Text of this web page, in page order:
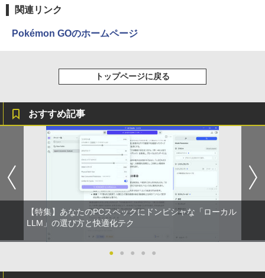
関連リンク
Pokémon GOのホームページ
トップページに戻る
おすすめ記事
【特集】あなたのPCスペックにドンピシャな「ローカル
LLM」の選び方と快適化テク
● ● ● ● ●